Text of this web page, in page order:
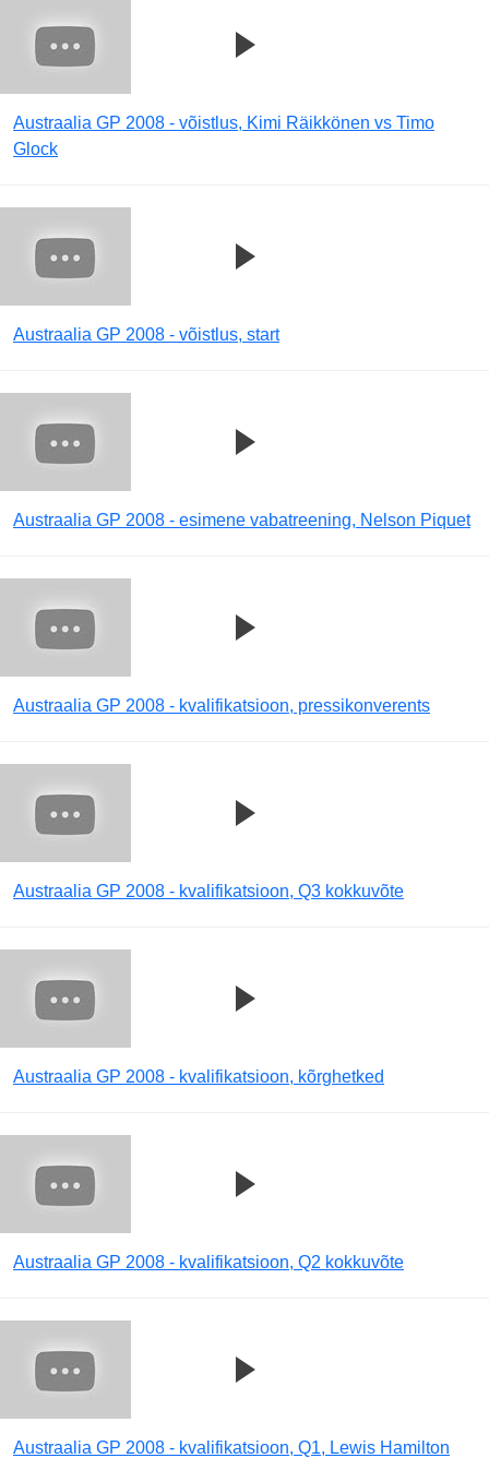
Austraalia GP 2008 - võistlus, Kimi Räikkönen vs Timo
Glock
Austraalia GP 2008 - võistlus, start
Austraalia GP 2008 - esimene vabatreening, Nelson Piquet
Austraalia GP 2008 - kvalifikatsioon, pressikonverents
Austraalia GP 2008 - kvalifikatsioon, Q3 kokkuvõte
Austraalia GP 2008 - kvalifikatsioon, kõrghetked
Austraalia GP 2008 - kvalifikatsioon, Q2 kokkuvõte
Austraalia GP 2008 - kvalifikatsioon, Q1, Lewis Hamilton